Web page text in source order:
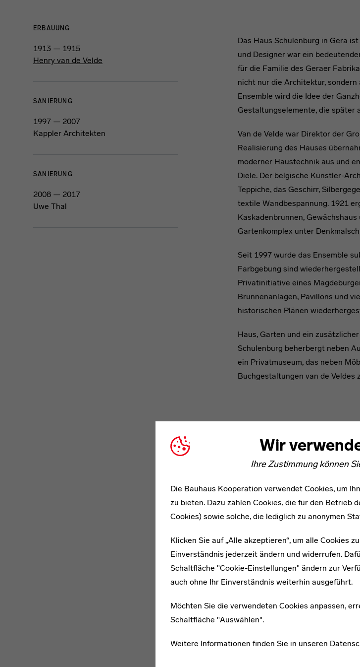
Wir
Ihre Zustimmung können
Die Bauhaus Kooperation verwendet Cookies, um
zu bieten. Dazu zählen Cookies, die für den Betrieb
Cookies) sowie solche, die lediglich zu anonymen
Klicken Sie auf „Alle akzeptieren“, um alle Cookies
Einverständnis jederzeit ändern und widerrufen.
Schaltfläche "Cookie-Einstellungen" ändern zur
auch ohne Ihr Einverständnis weiterhin ausgeführt.
Möchten Sie die verwendeten Cookies anpassen,
Schaltfläche "Auswählen".
Weitere Informationen finden Sie in unseren
ERBAUUNG
1913 — 1915
Henry van de Velde
SANIERUNG
1997 — 2007
Kappler Architekten
SANIERUNG
2008 — 2017
Uwe Thal
Das Haus Schulenburg in Gera
und Designer war ein
für die Familie des Geraer
nicht nur die Architektur,
Ensemble wird die Idee der
Gestaltungselemente, die später
Van de Velde war Direktor der
Realisierung des Hauses
moderner Haustechnik aus und
Diele. Der belgische Künstler-
Teppiche, das Geschirr,
textile Wandbespannung. 1921
Kaskadenbrunnen,
Gartenkomplex unter
Seit 1997 wurde das Ensemble
Farbgebung sind
Privatinitiative eines
Brunnenanlagen, Pavillons und
historischen Plänen
Haus, Garten und ein
Schulenburg beherbergt neben
ein Privatmuseum, das neben
Buchgestaltungen van de